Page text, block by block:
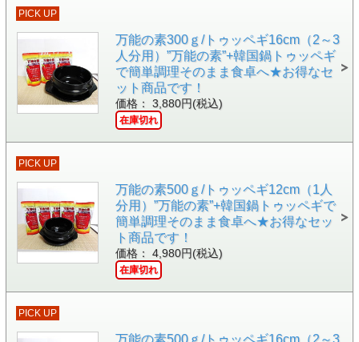
PICK UP
万能の素300ｇ/トゥッペギ16cm（2～3
人分用）”万能の素”+韓国鍋トゥッペギ
で簡単調理そのまま食卓へ★お得なセ
ット商品です！
価格： 3,880円(税込)
在庫切れ
PICK UP
万能の素500ｇ/トゥッペギ12cm（1人
分用）”万能の素”+韓国鍋トゥッペギで
簡単調理そのまま食卓へ★お得なセッ
ト商品です！
価格： 4,980円(税込)
在庫切れ
PICK UP
万能の素500ｇ/トゥッペギ16cm（2～3